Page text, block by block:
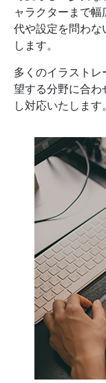
ャラクターまで
代や設定を問わな
します。
多くのイラスト
望する分野に合
し対応いたします。